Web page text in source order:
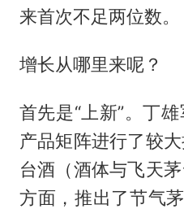
来首次不足两位数。
增长从哪里来呢？
首先是“上新”。丁
产品矩阵进行了较
台酒（酒体与飞天
方面，推出了节气